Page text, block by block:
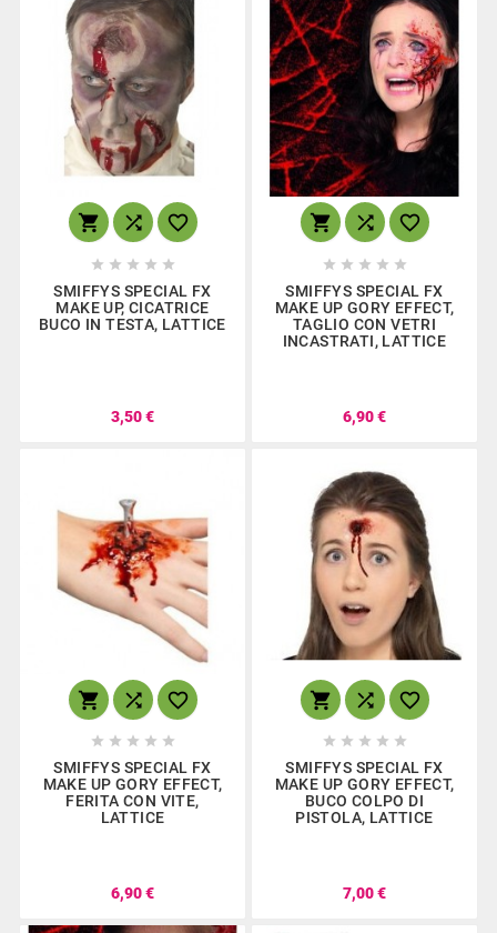
  
    
SMIFFYS SPECIAL FX
MAKE UP, CICATRICE
BUCO IN TESTA, LATTICE
3,50 €
  
    
SMIFFYS SPECIAL FX
MAKE UP GORY EFFECT,
TAGLIO CON VETRI
INCASTRATI, LATTICE
6,90 €
  
    
SMIFFYS SPECIAL FX
MAKE UP GORY EFFECT,
FERITA CON VITE,
LATTICE
6,90 €
  
    
SMIFFYS SPECIAL FX
MAKE UP GORY EFFECT,
BUCO COLPO DI
PISTOLA, LATTICE
7,00 €